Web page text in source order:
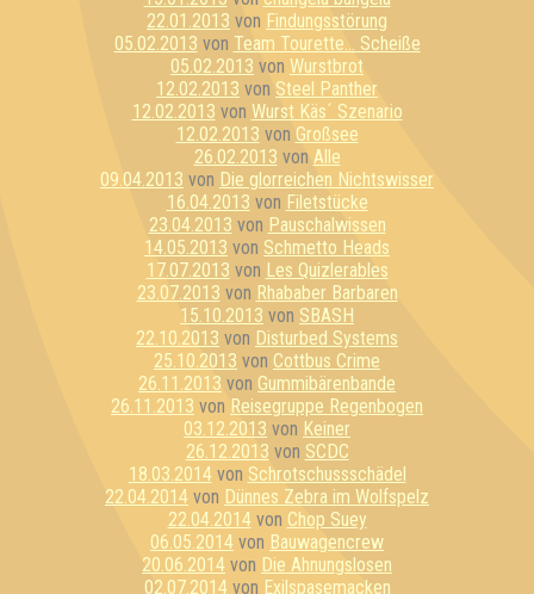
22.01.2013 von Findungsstörung
05.02.2013 von Team Tourette... Scheiße
05.02.2013 von Wurstbrot
12.02.2013 von Steel Panther
12.02.2013 von Wurst Käs´ Szenario
12.02.2013 von Großsee
26.02.2013 von Alle
09.04.2013 von Die glorreichen Nichtswisser
16.04.2013 von Filetstücke
23.04.2013 von Pauschalwissen
14.05.2013 von Schmetto Heads
17.07.2013 von Les Quizlerables
23.07.2013 von Rhababer Barbaren
15.10.2013 von SBASH
22.10.2013 von Disturbed Systems
25.10.2013 von Cottbus Crime
26.11.2013 von Gummibärenbande
26.11.2013 von Reisegruppe Regenbogen
03.12.2013 von Keiner
26.12.2013 von SCDC
18.03.2014von Schrotschussschädel
22.04.2014 von Dünnes Zebra im Wolfspelz
22.04.2014von Chop Suey
06.05.2014 von Bauwagencrew
20.06.2014 von Die Ahnungslosen
02.07.2014von Exilspasemacken